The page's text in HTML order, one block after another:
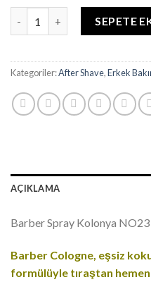
SEPETE
Kategoriler:After Shave,Erkek
AÇIKLAMA
Barber Spray Kolonya
Barber Cologne, eşsiz
formülüyle tıraştan